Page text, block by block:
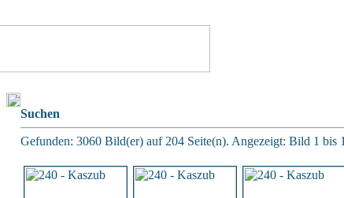
Suchen
Gefunden: 3060 Bild(er) auf 204 Seite(n). Angezeigt: Bild 1 bis